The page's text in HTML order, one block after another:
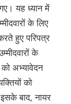
यह ध्यान में
के लिए
हुए परिपत्र
के
अभ्यावेदन
को
बाद, नायर